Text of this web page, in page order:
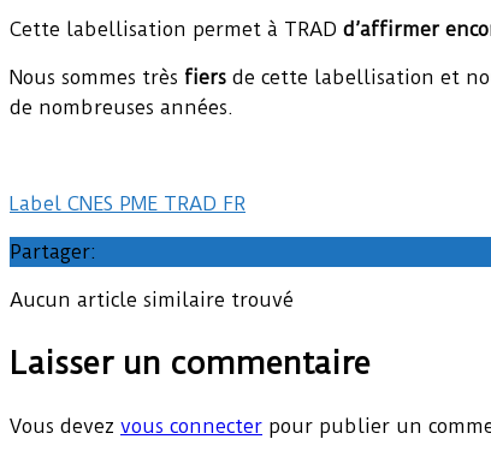
Cette labellisation permet à TRAD d’affirmer
Nous sommes très fiers de cette labellisation et
de nombreuses années.
Label CNES PME TRAD FR
Partager:
Aucun article similaire trouvé
Laisser un commentaire
Vous devez vous connecter pour publier un